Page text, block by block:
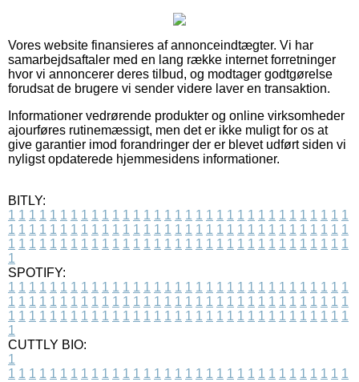
Vores website finansieres af annonceindtægter. Vi har
samarbejdsaftaler med en lang række internet forretninger
hvor vi annoncerer deres tilbud, og modtager godtgørelse
forudsat de brugere vi sender videre laver en transaktion.
Informationer vedrørende produkter og online virksomheder
ajourføres rutinemæssigt, men det er ikke muligt for os at
give garantier imod forandringer der er blevet udført siden vi
nyligst opdaterede hjemmesidens informationer.
BITLY:
1 1 1 1 1 1 1 1 1 1 1 1 1 1 1 1 1 1 1 1 1 1 1 1 1 1 1 1 1 1 1 1 1
1 1 1 1 1 1 1 1 1 1 1 1 1 1 1 1 1 1 1 1 1 1 1 1 1 1 1 1 1 1 1 1 1
1 1 1 1 1 1 1 1 1 1 1 1 1 1 1 1 1 1 1 1 1 1 1 1 1 1 1 1 1 1 1 1 1
1
SPOTIFY:
1 1 1 1 1 1 1 1 1 1 1 1 1 1 1 1 1 1 1 1 1 1 1 1 1 1 1 1 1 1 1 1 1
1 1 1 1 1 1 1 1 1 1 1 1 1 1 1 1 1 1 1 1 1 1 1 1 1 1 1 1 1 1 1 1 1
1 1 1 1 1 1 1 1 1 1 1 1 1 1 1 1 1 1 1 1 1 1 1 1 1 1 1 1 1 1 1 1 1
1
CUTTLY BIO:
1
1 1 1 1 1 1 1 1 1 1 1 1 1 1 1 1 1 1 1 1 1 1 1 1 1 1 1 1 1 1 1 1 1